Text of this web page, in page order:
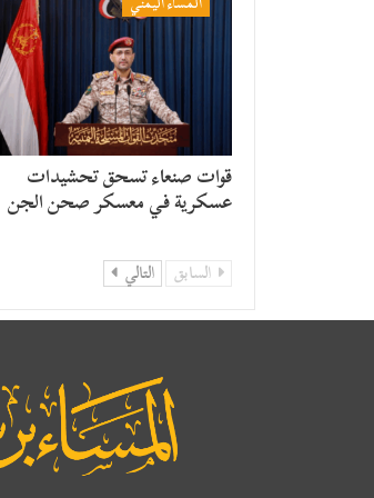
قوات صنعاء تسحق تحشيدات
عسكرية في معسكر صحن الجن
السابق التالي